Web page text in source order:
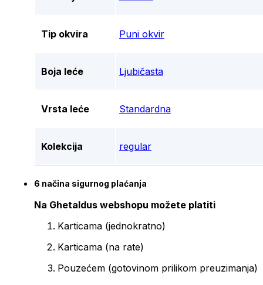
Tip okvira Puni okvir
Boja leće Ljubičasta
Vrsta leće Standardna
Kolekcija regular
6 načina sigurnog plaćanja
Na Ghetaldus webshopu možete platiti
Karticama (jednokratno)
Karticama (na rate)
Pouzećem (gotovinom prilikom preuzimanja)